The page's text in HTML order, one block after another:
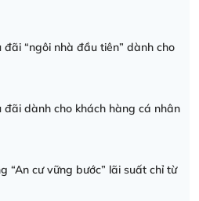
“ngôi nhà đầu tiên” dành cho
dành cho khách hàng cá nhân
“An cư vững bước” lãi suất chỉ từ